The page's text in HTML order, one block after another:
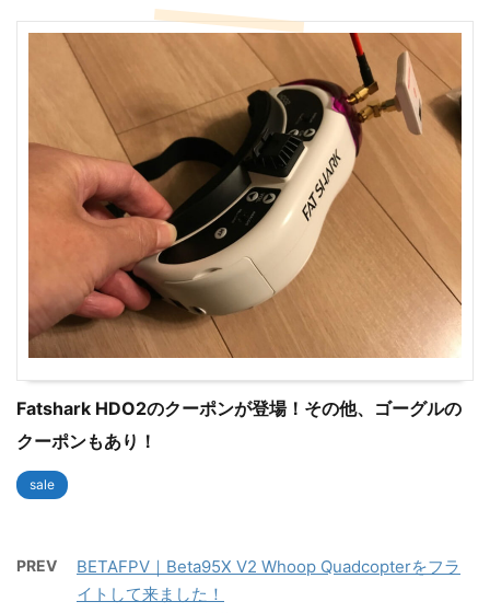
Fatshark HDO2のクーポンが登場！その他、ゴーグルの
クーポンもあり！
sale
PREV
BETAFPV｜Beta95X V2 Whoop Quadcopterをフラ
イトして来ました！